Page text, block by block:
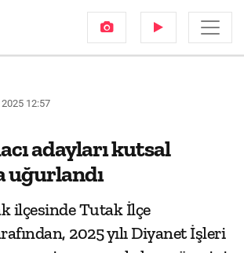
2025 12:57
adayları kutsal
ilçesinde Tutak İlçe
2025 yılı Diyanet İşleri